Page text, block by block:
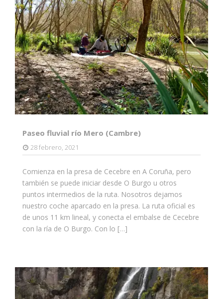
Paseo fluvial río Mero (Cambre)
28 febrero, 2021
Comienza en la presa de Cecebre en A Coruña, pero
también se puede iniciar desde O Burgo u otros
puntos intermedios de la ruta. Nosotros dejamos
nuestro coche aparcado en la presa. La ruta oficial es
de unos 11 km lineal, y conecta el embalse de Cecebre
con la ría de O Burgo. Con lo […]